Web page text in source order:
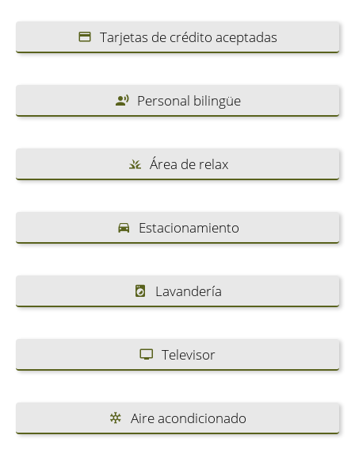
Tarjetas de crédito aceptadas
Personal bilingüe
Área de relax
Estacionamiento
Lavandería
Televisor
Aire acondicionado